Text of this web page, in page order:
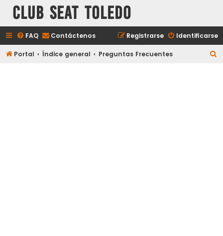
Club Seat Toledo
FAQ Contáctenos Identificarse
Registrarse
Portal Índice general Preguntas Frecuentes